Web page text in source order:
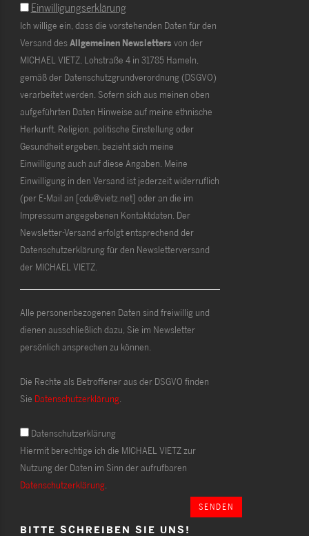
Einwilligungserklärung
Ich willige ein, dass die vorstehenden Daten für den
Versand desAllgemeinen Newsletters von der
MICHAEL VIETZ, Lohstraße 4 in 31785 Hameln,
gemäß der Datenschutzgrundverordnung (DSGVO)
verarbeitet werden. Sofern sich aus meinen oben
aufgeführten Daten Hinweise auf meine ethnische
Herkunft, Religion, politische Einstellung oder
Gesundheit ergeben, bezieht sich meine
Einwilligung auch auf diese Angaben. Meine
Einwilligung in den Versand ist jederzeit widerruflich
(per E-Mail an [cdu@vietz.net] oder an die im
Impressum angegebenen Kontaktdaten. Der
Newsletter-Versand erfolgt entsprechend der
Datenschutzerklärung für den Newsletterversand
der MICHAEL VIETZ.
Alle personenbezogenen Daten sind freiwillig und
dienen ausschließlich dazu, Sie im Newsletter
persönlich ansprechen zu können.
Die Rechte als Betroffener aus der DSGVO finden
Sie Datenschutzerklärung.
Datenschutzerklärung
Hiermit berechtige ich die MICHAEL VIETZ zur
Nutzung der Daten im Sinn der aufrufbaren
Datenschutzerklärung.
SENDEN
BITTE SCHREIBEN SIE UNS!